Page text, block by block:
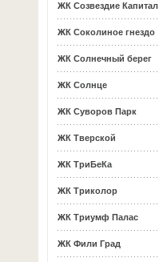
ЖК Созвездие Капитал
ЖК Соколиное гнездо
ЖК Солнечный берег
ЖК Солнце
ЖК Суворов Парк
ЖК Тверской
ЖК ТриБеКа
ЖК Триколор
ЖК Триумф Палас
ЖК Фили Град